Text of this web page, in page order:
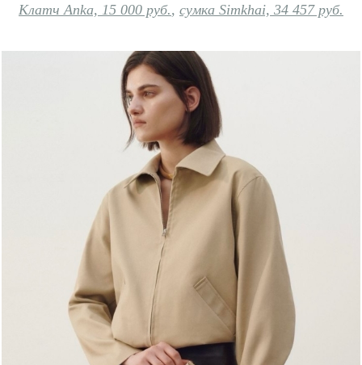
Клатч Anka, 15 000 руб., сумка Simkhai, 34 457 руб.